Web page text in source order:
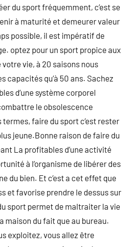
du sport fréquemment, c’est se
à maturité et demeurer valeur
possible, il est impératif de
optez pour un sport propice aux
vie, à 20 saisons nous
capacités qu’à 50 ans. Sachez
d’une système corporel
le obsolescence
termes, faire du sport c’est rester
jeune.Bonne raison de faire du
La profitables d’une activité
à l’organisme de libérer des
du bien. Et c’est a cet effet que
et favorise prendre le dessus sur
sport permet de maltraiter la vie
maison du fait que au bureau.
exploitez, vous allez être